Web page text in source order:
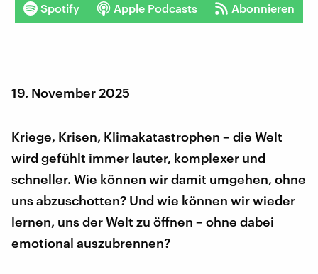
Spotify Apple Podcasts Abonnieren
19. November 2025
Kriege, Krisen, Klimakatastrophen – die Welt
wird gefühlt immer lauter, komplexer und
schneller. Wie können wir damit umgehen, ohne
uns abzuschotten? Und wie können wir wieder
lernen, uns der Welt zu öffnen – ohne dabei
emotional auszubrennen?